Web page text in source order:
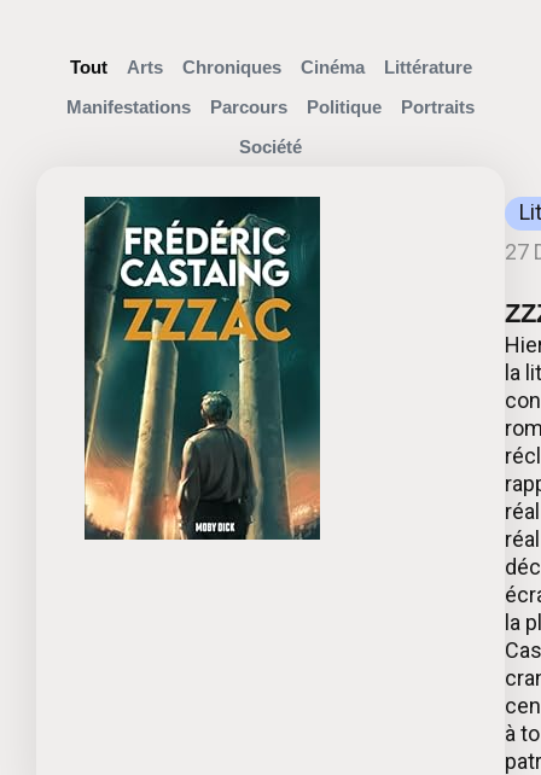
Arts Chroniques Cinéma
Littérature
Manifestations
Parcours Politique
Portraits
Société
Tout
27
la
la
à